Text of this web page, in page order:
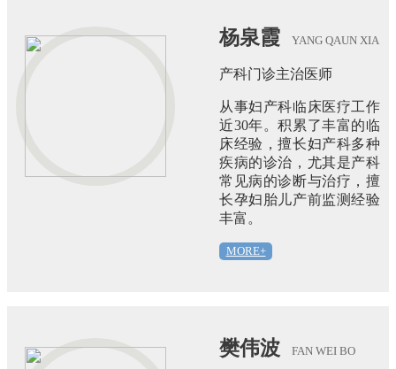
杨泉霞 YANG QAUN XIA
产科门诊主治医师
从事妇产科临床医疗工作
近30年。积累了丰富的临
床经验，擅长妇产科多种
疾病的诊治，尤其是产科
常见病的诊断与治疗，擅
长孕妇胎儿产前监测经验
丰富。
MORE+
樊伟波 FAN WEI BO